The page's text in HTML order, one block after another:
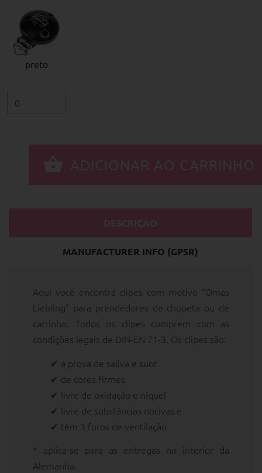
preto
MANUFACTURER INFO (GPSR)
Aqui você encontra clipes com motivo “Omas
Liebling” para prendedores de chupeta ou de
carrinho. Todos os clipes cumprem com as
condições legais de DIN-EN 71-3. Os clipes são:
a prova de saliva e suor
de cores firmes
livre de oxidação e níquel
livre de substâncias nocivas e
têm 3 furos de ventilação
* aplica-se para as entregas no interior da
Alemanha.